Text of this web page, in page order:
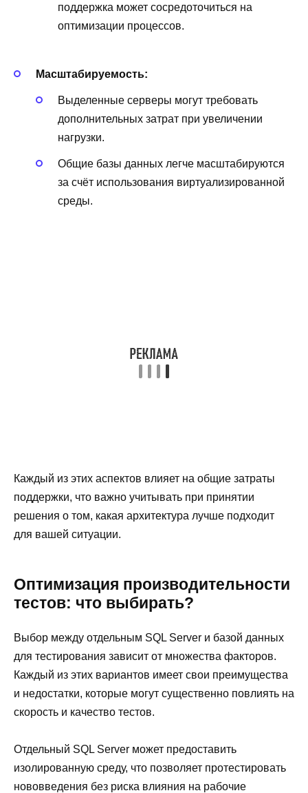
поддержка может сосредоточиться на
оптимизации процессов.
Масштабируемость:
Выделенные серверы могут требовать
дополнительных затрат при увеличении
нагрузки.
Общие базы данных легче масштабируются
за счёт использования виртуализированной
среды.
Каждый из этих аспектов влияет на общие затраты
поддержки, что важно учитывать при принятии
решения о том, какая архитектура лучше подходит
для вашей ситуации.
Оптимизация производительности
тестов: что выбирать?
Выбор между отдельным SQL Server и базой данных
для тестирования зависит от множества факторов.
Каждый из этих вариантов имеет свои преимущества
и недостатки, которые могут существенно повлиять на
скорость и качество тестов.
Отдельный SQL Server может предоставить
изолированную среду, что позволяет протестировать
нововведения без риска влияния на рабочие